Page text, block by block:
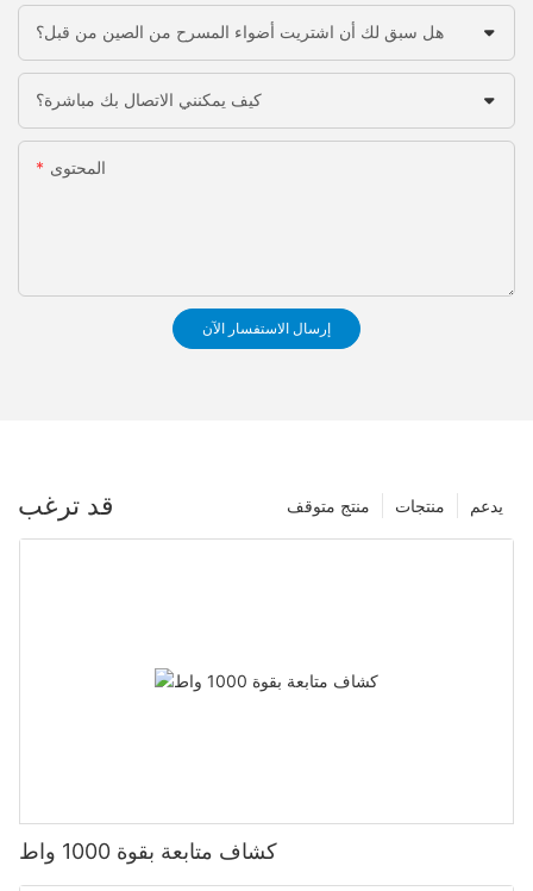
هل سبق لك أن اشتريت أضواء المسرح من الصين من قبل؟
كيف يمكنني الاتصال بك مباشرة؟
المحتوى
إرسال الاستفسار الآن
قد ترغب يدعم منتجات منتج متوقف
كشاف متابعة بقوة 1000 واط